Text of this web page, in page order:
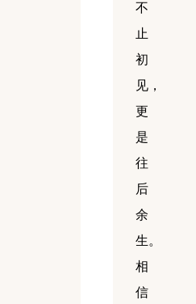
不
止
初
见，
更
是
往
后
余
生。
相
信